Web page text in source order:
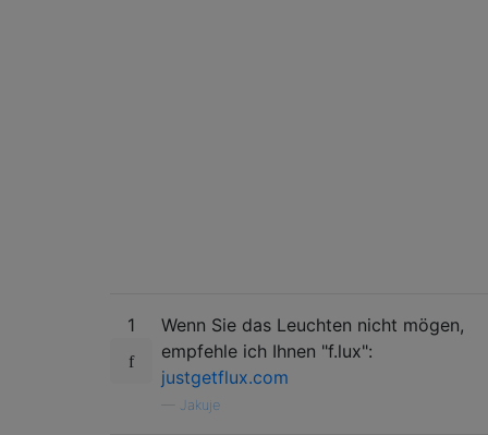
1
Wenn Sie das Leuchten nicht mögen,
empfehle ich Ihnen "f.lux":
justgetflux.com
Jakuje